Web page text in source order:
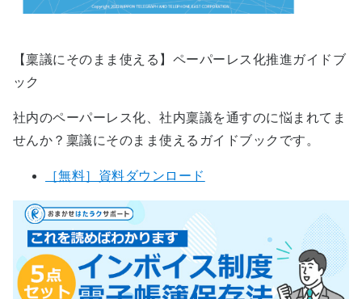
【稟議にそのまま使える】ペーパーレス化推進ガイドブ
ック
社内のペーパーレス化、社内稟議を通すのに悩まれてま
せんか？稟議にそのまま使えるガイドブックです。
［無料］資料ダウンロード